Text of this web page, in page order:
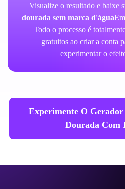
Visualize o resultado e baixe
dourada sem marca d'água
Todo o processo é
gratuitos ao criar a conta
experimentar o
Experimente O
Dourada Com